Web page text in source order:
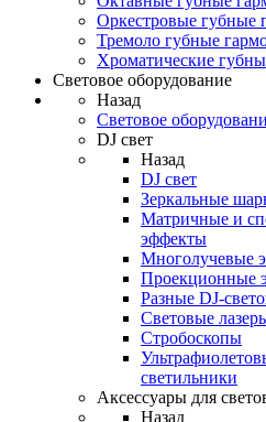
Оркестровые губные
Тремоло губные
Хроматические
Световое оборудование
Назад
Световое
DJ свет
Назад
DJ свет
Зеркальные
Матричные и
эффекты
Многолучевые
Проекционные
Разные DJ-
Световые
Стробоскопы
светильники
Аксессуары для
Назад